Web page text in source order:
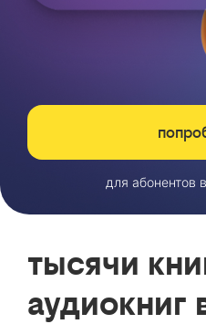
для абонентов
тысячи
аудиокниг